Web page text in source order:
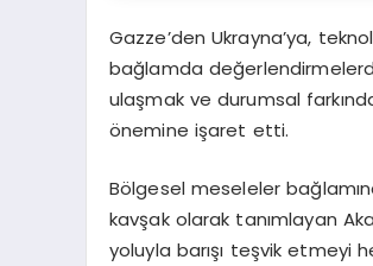
Gazze’den Ukrayna’ya,
bağlamda
ulaşmak ve durumsal
önemine işaret etti.
Bölgesel meseleler
kavşak olarak tanımlayan
yoluyla barışı teşvik etmeyi